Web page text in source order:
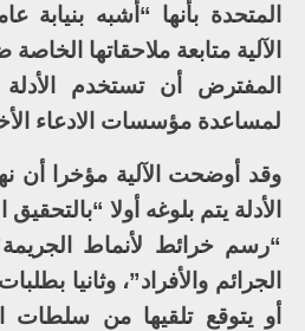
المتحدة بأنها “أشبه بنيابة
الآلية متابعة ملاحقاتها
المفترض أن تستخدم الأدلة
لمساعدة مؤسسات الادعاء
وقد أوضحت الآلية مؤخرا أن
الأدلة يتم بلوغه أولا
“رسم خرائط لأنماط
الجرائم والأفراد”، وثانيا
أو يتوقع تلقيها من سلطات